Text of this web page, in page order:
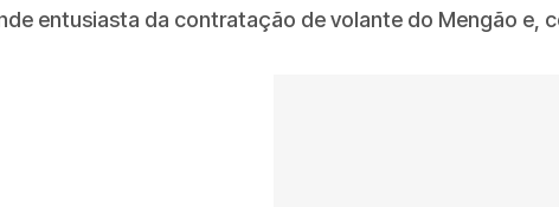
entusiasta da contratação de volante do Mengão e,